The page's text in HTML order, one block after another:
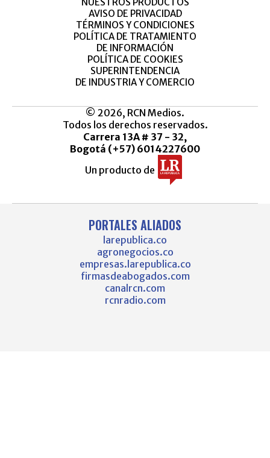
AVISO DE PRIVACIDAD
TÉRMINOS Y CONDICIONES
POLÍTICA DE TRATAMIENTO
DE INFORMACIÓN
POLÍTICA DE COOKIES
SUPERINTENDENCIA
DE INDUSTRIA Y COMERCIO
© 2026, RCN Medios.
Todos los derechos reservados.
Carrera 13A # 37 - 32,
Bogotá (+57) 6014227600
Un producto de
PORTALES ALIADOS
larepublica.co
agronegocios.co
empresas.larepublica.co
firmasdeabogados.com
canalrcn.com
rcnradio.com